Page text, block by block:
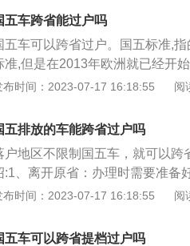
五车跨省能过户吗
五车可以跨省过户。国五标准,
准,但是在2013年欧洲就已经开
3。5吨的汽车,国五与国四相对,
苏上完车牌以后,在申请办理过
,需车辆以前违章处理完毕,车检
车登记证书,汽车驾驶证等),双
;4、车辆管理所应该自受理申请
,审查提交的表明、凭证,收回号
布时间：2023-07-17 16:18:55 阅
五排放的车能跨省过户吗
户地区不限制国五车，就可以跨
:1、离开原省：办理时需要准备
件、交强险保单2、提前处理清
内，携带相关档案回当地车管所
布时间：2023-07-17 16:18:55 阅
五车可以跨省提档过户吗